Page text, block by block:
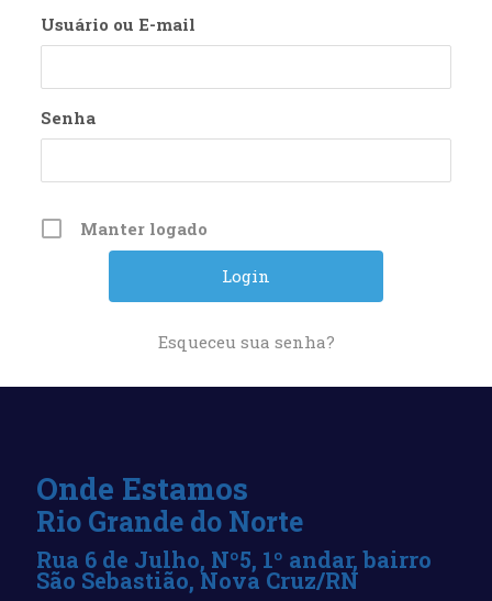
Usuário ou E-mail
Senha
Manter logado
Esqueceu sua senha?
Onde Estamos
Rio Grande do Norte
Rua 6 de Julho, Nº5, 1º andar, bairro
São Sebastião, Nova Cruz/RN